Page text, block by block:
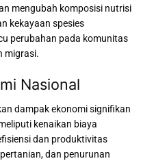
mengubah komposisi nutrisi
kekayaan spesies
perubahan pada komunitas
migrasi.
Nasional
dampak ekonomi signifikan
kenaikan biaya
dan produktivitas
dan penurunan